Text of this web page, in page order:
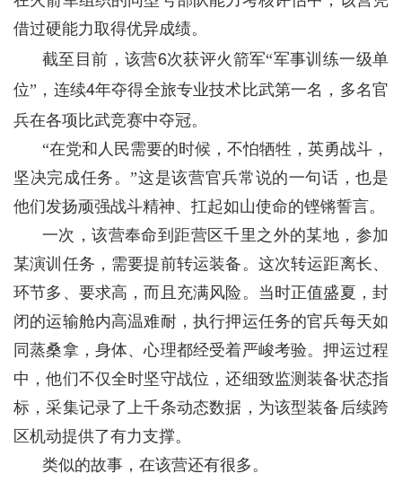
借过硬能力取得优异成绩。
截至目前，该营6次获评火箭军“军事训练一级单
位”，连续4年夺得全旅专业技术比武第一名，多名官
兵在各项比武竞赛中夺冠。
“在党和人民需要的时候，不怕牺牲，英勇战斗，
坚决完成任务。”这是该营官兵常说的一句话，也是
他们发扬顽强战斗精神、扛起如山使命的铿锵誓言。
一次，该营奉命到距营区千里之外的某地，参加
某演训任务，需要提前转运装备。这次转运距离长、
环节多、要求高，而且充满风险。当时正值盛夏，封
闭的运输舱内高温难耐，执行押运任务的官兵每天如
同蒸桑拿，身体、心理都经受着严峻考验。押运过程
中，他们不仅全时坚守战位，还细致监测装备状态指
标，采集记录了上千条动态数据，为该型装备后续跨
区机动提供了有力支撑。
类似的故事，在该营还有很多。